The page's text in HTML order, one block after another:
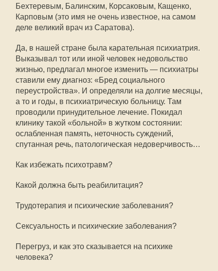
Бехтеревым, Балинским, Корсаковым, Кащенко,
Карповым (это имя не очень известное, на самом
деле великий врач из Саратова).
Да, в нашей стране была карательная психиатрия.
Выказывал тот или иной человек недовольство
жизнью, предлагал многое изменить — психиатры
ставили ему диагноз: «Бред социального
переустройства». И определяли на долгие месяцы,
а то и годы, в психиатрическую больницу. Там
проводили принудительное лечение. Покидал
клинику такой «больной» в жутком состоянии:
ослабленная память, неточность суждений,
спутанная речь, патологическая недоверчивость…
Как избежать психотравм?
Какой должна быть реабилитация?
Трудотерапия и психические заболевания?
Сексуальность и психические заболевания?
Перегруз, и как это сказывается на психике
человека?